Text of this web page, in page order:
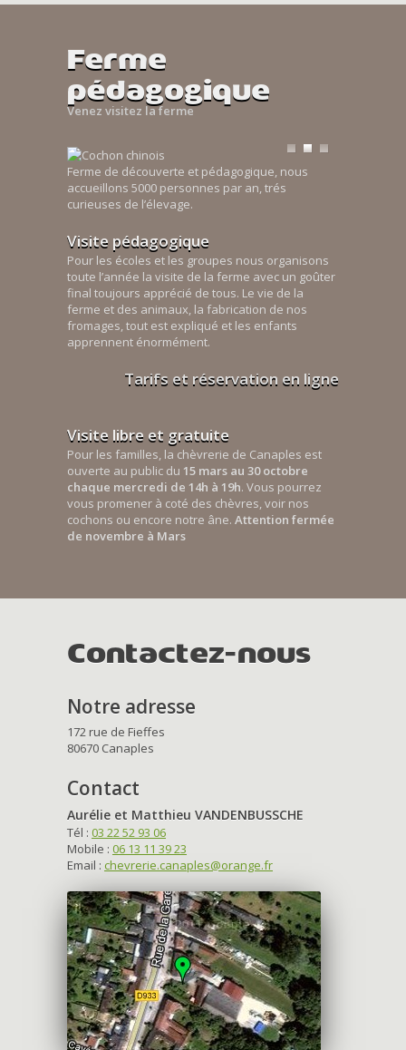
Ferme
pédagogique
Venez visitez la ferme
Ferme de découverte et pédagogique, nous
accueillons 5000 personnes par an, trés
curieuses de l’élevage.
Visite pédagogique
Pour les écoles et les groupes nous organisons
toute l’année la visite de la ferme avec un goûter
final toujours apprécié de tous. Le vie de la
ferme et des animaux, la fabrication de nos
fromages, tout est expliqué et les enfants
apprennent énormément.
Tarifs et réservation en ligne
Visite libre et gratuite
Pour les familles, la chèvrerie de Canaples est
ouverte au public du 15 mars au 30 octobre
chaque mercredi de 14h à 19h. Vous pourrez
vous promener à coté des chèvres, voir nos
cochons ou encore notre âne. Attention fermée
de novembre à Mars
Contactez-nous
Notre adresse
172 rue de Fieffes
80670 Canaples
Contact
Aurélie et Matthieu VANDENBUSSCHE
Tél : 03 22 52 93 06
Mobile : 06 13 11 39 23
Email : chevrerie.canaples@orange.fr